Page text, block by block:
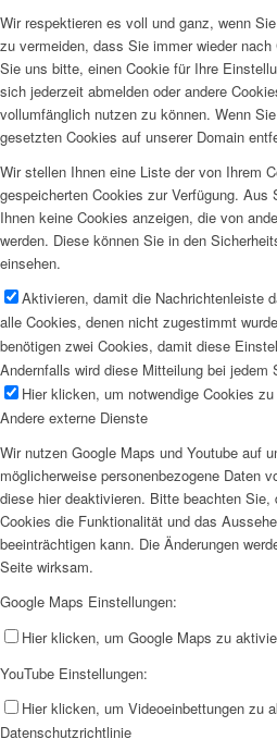
Wir respektieren es voll und ganz, wenn
zu vermeiden, dass Sie immer wieder
Sie uns bitte, einen Cookie für Ihre
sich jederzeit abmelden oder andere
vollumfänglich nutzen zu können. Wenn
gesetzten Cookies auf unserer Domain
Wir stellen Ihnen eine Liste der von Ihrem
gespeicherten Cookies zur Verfügung. Aus
Ihnen keine Cookies anzeigen, die von
werden. Diese können Sie in den
einsehen.
Aktivieren, damit die Nachrichtenleiste
alle Cookies, denen nicht zugestimmt
benötigen zwei Cookies, damit diese
Andernfalls wird diese Mitteilung bei jedem
Hier klicken, um notwendige Cookies
Andere externe Dienste
Wir nutzen Google Maps und Youtube auf
möglicherweise personenbezogene Daten
diese hier deaktivieren. Bitte beachten
Cookies die Funktionalität und das
beeinträchtigen kann. Die Änderungen
Seite wirksam.
Google Maps Einstellungen:
Hier klicken, um Google Maps zu
YouTube Einstellungen:
Hier klicken, um Videoeinbettungen zu
Datenschutzrichtlinie